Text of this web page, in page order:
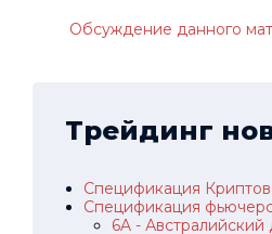
Обсуждение данного
Трейдинг
Спецификация
Спецификация
6A - Австралийский